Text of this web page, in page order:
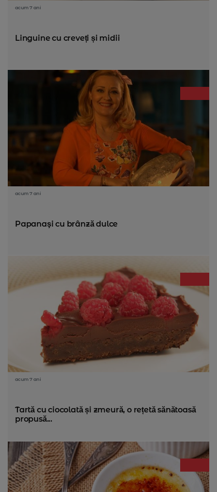
acum 7 ani
Linguine cu creveți și midii
acum 7 ani
Papanaşi cu brânză dulce
acum 7 ani
Tartă cu ciocolată și zmeură, o rețetă sănătoasă
propusă...